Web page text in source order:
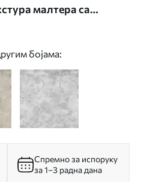
малтера са
цигле бр. w05161
бојама:
Спремно за испоруку
за 1–3 радна дана